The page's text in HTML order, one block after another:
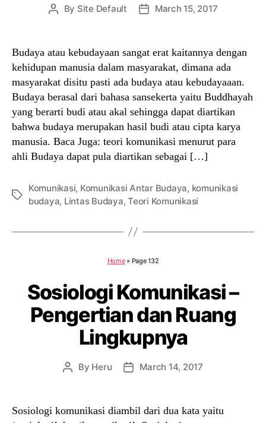
Post
By Site Default
PostMarch 15, 2017
Budaya atau kebudayaan sangat erat kaitannya dengan
kehidupan manusia dalam masyarakat, dimana ada
masyarakat disitu pasti ada budaya atau kebudayaaan.
Budaya berasal dari bahasa sansekerta yaitu Buddhayah
yang berarti budi atau akal sehingga dapat diartikan
bahwa budaya merupakan hasil budi atau cipta karya
manusia. Baca Juga: teori komunikasi menurut para
ahli Budaya dapat pula diartikan sebagai […]
Tags
Komunikasi, Komunikasi Antar Budaya, komunikasi
budaya, Lintas Budaya,Teori Komunikasi
Home» Page 132
Sosiologi Komunikasi –
Pengertian dan Ruang
Lingkupnya
Post
By Heru
PostMarch 14, 2017
Sosiologi komunikasi diambil dari dua kata yaitu